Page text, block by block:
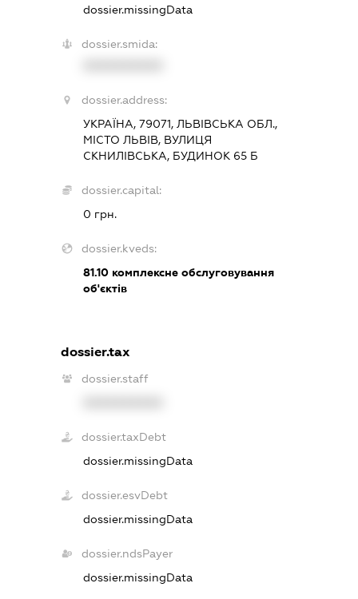
dossier.missingData
dossier.smida:
dossier.address:
УКРАЇНА, 79071, ЛЬВІВСЬКА ОБЛ.,
МІСТО ЛЬВІВ, ВУЛИЦЯ
СКНИЛІВСЬКА, БУДИНОК 65 Б
dossier.capital:
0 грн.
dossier.kveds:
81.10 комплексне обслуговування
об'єктів
dossier.tax
dossier.staff
dossier.taxDebt
dossier.missingData
dossier.esvDebt
dossier.missingData
dossier.ndsPayer
dossier.missingData